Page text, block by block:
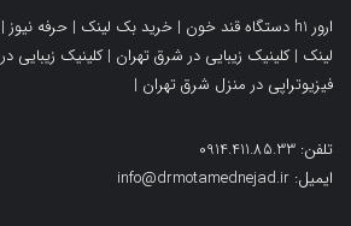
ارور h1 دستگاه قند خون | خرید بک لینک | حرفه نیوز |
لینک |کلینیک زیبایی در شرق تهران |کلینیک زیبایی
فیزیوتراپی در منزل شرق تهران |
تلفن: 0914.411.85.33
ایمیل: info@drmotamednejad.ir